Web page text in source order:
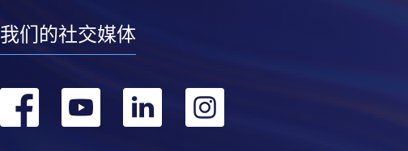
我们的社交媒体
转
转
转